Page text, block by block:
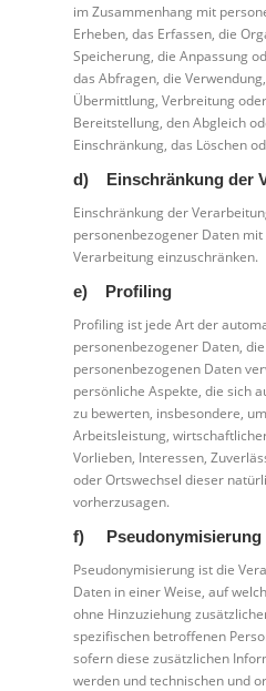
im Zusammenhang mit
Erheben, das Erfassen, die
Speicherung, die Anpassung
das Abfragen, die
Übermittlung, Verbreitung
Bereitstellung, den Abgleich
Einschränkung, das Löschen
d) Einschränkung der
Einschränkung der
personenbezogener Daten
Verarbeitung einzuschränken.
e) Profiling
Profiling ist jede Art der
personenbezogener Daten,
personenbezogenen Daten
persönliche Aspekte, die sich
zu bewerten, insbesondere,
Arbeitsleistung,
Vorlieben, Interessen,
oder Ortswechsel dieser
vorherzusagen.
f) Pseudonymisierung
Pseudonymisierung ist die
Daten in einer Weise, auf
ohne Hinzuziehung
spezifischen betroffenen
sofern diese zusätzlichen
werden und technischen und